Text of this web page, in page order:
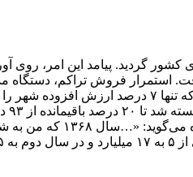
دولت به شهرداری کلان‌شهرهای کشور گردید.
استمرار فروش تراکم،
که در متون توسعه به دولت رانتیر معروف است، در واقع دولت و شهرداری بر این
از